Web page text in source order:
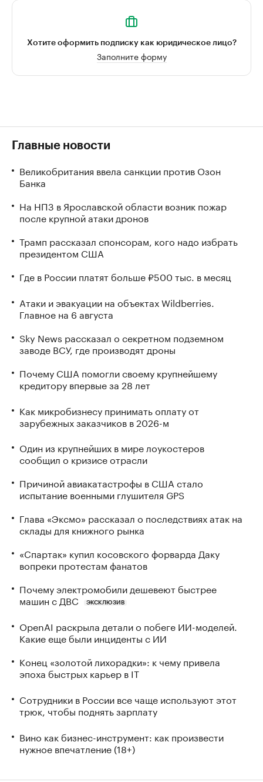
Хотите оформить подписку как юридическое лицо?
Заполните форму
Главные новости
Великобритания ввела санкции против Озон
Банка
На НПЗ в Ярославской области возник пожар
после крупной атаки дронов
Трамп рассказал спонсорам, кого надо избрать
президентом США
Где в России платят больше ₽500 тыс. в месяц
Атаки и эвакуации на объектах Wildberries.
Главное на 6 августа
Sky News рассказал о секретном подземном
заводе ВСУ, где производят дроны
Почему США помогли своему крупнейшему
кредитору впервые за 28 лет
Как микробизнесу принимать оплату от
зарубежных заказчиков в 2026-м
Один из крупнейших в мире лоукостеров
сообщил о кризисе отрасли
Причиной авиакатастрофы в США стало
испытание военными глушителя GPS
Глава «Эксмо» рассказал о последствиях атак на
склады для книжного рынка
«Спартак» купил косовского форварда Даку
вопреки протестам фанатов
Почему электромобили дешевеют быстрее
машин с ДВС
ЭКСКЛЮЗИВ
OpenAI раскрыла детали о побеге ИИ-моделей.
Какие еще были инциденты с ИИ
Конец «золотой лихорадки»: к чему привела
эпоха быстрых карьер в IT
Сотрудники в России все чаще используют этот
трюк, чтобы поднять зарплату
Вино как бизнес-инструмент: как произвести
нужное впечатление (18+)